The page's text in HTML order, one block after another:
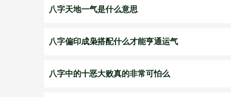
八字天地一气是什么意思
八字偏印成枭搭配什么才能亨通运气
八字中的十恶大败真的非常可怕么